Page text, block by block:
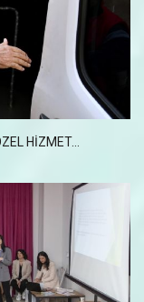
HİZMET...